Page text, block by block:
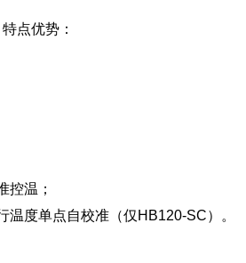
点优势：
控温；
度单点自校准（仅HB120-SC）。